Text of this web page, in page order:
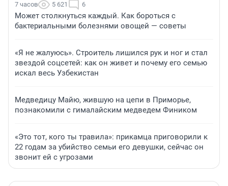
7 часов 5 621 6
Может столкнуться каждый. Как бороться с
бактериальными болезнями овощей — советы
«Я не жалуюсь». Строитель лишился рук и ног и стал
звездой соцсетей: как он живет и почему его семью
искал весь Узбекистан
Медведицу Майю, жившую на цепи в Приморье,
познакомили с гималайским медведем Фиником
«Это тот, кого ты травила»: прикамца приговорили к
22 годам за убийство семьи его девушки, сейчас он
звонит ей с угрозами